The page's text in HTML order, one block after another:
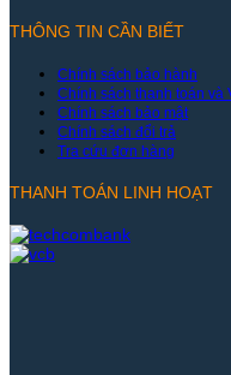
THÔNG TIN CẦN BIẾT
Chính sách bảo hành
Chính sách thanh toán và
Chính sách bảo mật
Chính sách đổi trả
Tra cứu đơn hàng
THANH TOÁN LINH HOẠT